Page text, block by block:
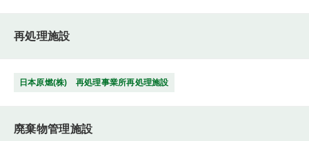
再処理施設
日本原燃(株) 再処理事業所再処理施設
廃棄物管理施設